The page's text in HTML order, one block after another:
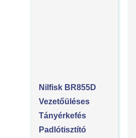
Nilfisk BR855D
Vezetőüléses
Tányérkefés
Padlótisztító